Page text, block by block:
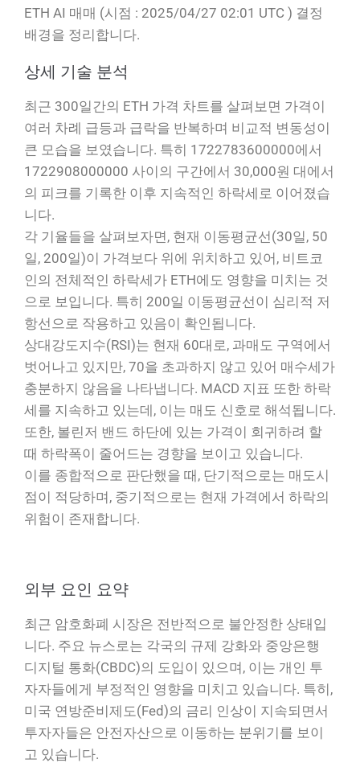
ETH AI 매매 (시점 : 2025/04/27 02:01 UTC ) 결정
배경을 정리합니다.
상세 기술 분석
최근 300일간의 ETH 가격 차트를 살펴보면 가격이
여러 차례 급등과 급락을 반복하며 비교적 변동성이
큰 모습을 보였습니다. 특히 1722783600000에서
1722908000000 사이의 구간에서 30,000원 대에서
의 피크를 기록한 이후 지속적인 하락세로 이어졌습
니다.
각 기율들을 살펴보자면, 현재 이동평균선(30일, 50
일, 200일)이 가격보다 위에 위치하고 있어, 비트코
인의 전체적인 하락세가 ETH에도 영향을 미치는 것
으로 보입니다. 특히 200일 이동평균선이 심리적 저
항선으로 작용하고 있음이 확인됩니다.
상대강도지수(RSI)는 현재 60대로, 과매도 구역에서
벗어나고 있지만, 70을 초과하지 않고 있어 매수세가
충분하지 않음을 나타냅니다. MACD 지표 또한 하락
세를 지속하고 있는데, 이는 매도 신호로 해석됩니다.
또한, 볼린저 밴드 하단에 있는 가격이 회귀하려 할
때 하락폭이 줄어드는 경향을 보이고 있습니다.
이를 종합적으로 판단했을 때, 단기적으로는 매도시
점이 적당하며, 중기적으로는 현재 가격에서 하락의
위험이 존재합니다.
외부 요인 요약
최근 암호화폐 시장은 전반적으로 불안정한 상태입
니다. 주요 뉴스로는 각국의 규제 강화와 중앙은행
디지털 통화(CBDC)의 도입이 있으며, 이는 개인 투
자자들에게 부정적인 영향을 미치고 있습니다. 특히,
미국 연방준비제도(Fed)의 금리 인상이 지속되면서
투자자들은 안전자산으로 이동하는 분위기를 보이
고 있습니다.